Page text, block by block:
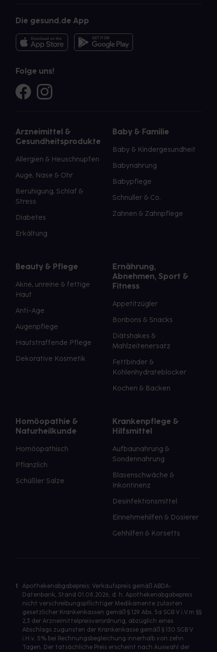
Die gesund.de App
Folge uns!
Arzneimittel &
Gesundheitsprodukte
Allergien & Heuschnupfen
Auge, Nase & Ohr
Beruhigung, Schlaf &
Stress
Diabetes
Erkältung
Baby & Familie
Baby & Kindergesundheit
Babynahrung
Babypflege
Schnuller & Co.
Zahnen & Zahnpflege
Beauty & Pflege
Akne, unreine & fettige
Haut
Anti-Age
Augenpflege
Hautstraffende Pflege
Dekorative Kosmetik
Ernährung,
Abnehmen, Sport &
Fitness
Appetitzügler
Bonbons & Snacks
Diätshakes &
Mahlzeitenersatz
Fettbinder &
Kohlenhydrateblocker
Kochen & Backen
Homöopathie &
Naturheilkunde
Homöopathisch
Pflanzlich
Schüßler Salze
Krankenpflege &
Hilfsmittel
Aufbaunahrung &
Sondennahrung
Blasenschwäche &
Inkontinenz
Desinfektionsmittel
Einnehmehilfen & Dosierer
Gehhilfen & Korsetts
1
Apothekenabgabepreis: Verkaufspreis gemäß ABDA-
Datenbank, Stand 01.08.2026, d. h. Apothekenabgabepreis
nicht verschreibungspflichtiger Medikamente zulasten
gesetzlicher Krankenkassen gemäß § 129 Abs. 5a SGB V i.V.m §§
2,3 der Arzneimittelpreisverordnung, abzüglich eines
Abschlags zugunsten der Krankenkasse gemäß § 130 SGB V
i.H.v. 5% bei Rechnungsbegleichung innerhalb von zehn
Tagen. Der tatsächliche Preis erscheint nach Auswahl der